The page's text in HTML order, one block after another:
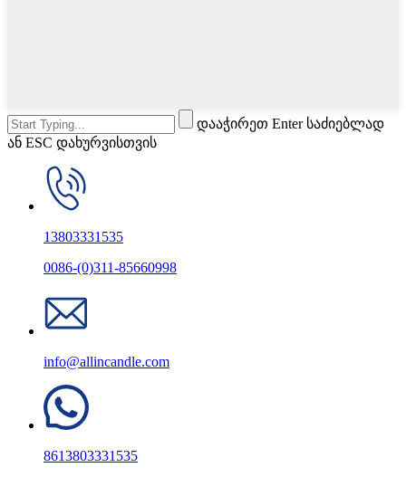
დააჭირეთ Enter საძიებლად
ან ESC დახურვისთვის
13803331535
0086-(0)311-85660998
info@allincandle.com
8613803331535